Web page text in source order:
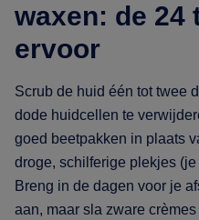
waxen: de 24
ervoor
Scrub de huid één tot twee
dode huidcellen te
goed beetpakken in plaats
droge, schilferige plekjes
Breng in de dagen voor je
aan, maar sla zware